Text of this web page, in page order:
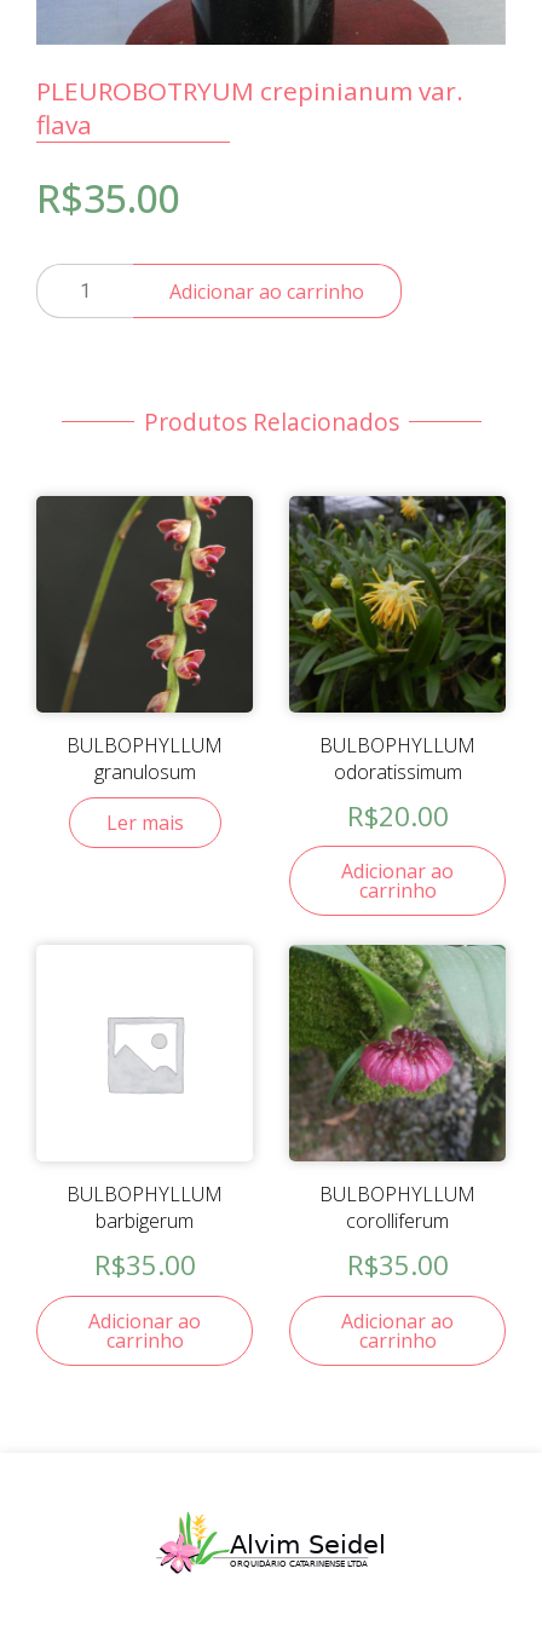
PLEUROBOTRYUM crepinianum var.
flava
R$35.00
PLEUROBOTRYUM
crepinianum
Adicionar ao carrinho
Produtos Relacionados
BULBOPHYLLUM
granulosum
Ler mais
BULBOPHYLLUM
odoratissimum
R$20.00
Adicionar ao
carrinho
BULBOPHYLLUM
barbigerum
R$35.00
Adicionar ao
carrinho
BULBOPHYLLUM
corolliferum
R$35.00
Adicionar ao
carrinho